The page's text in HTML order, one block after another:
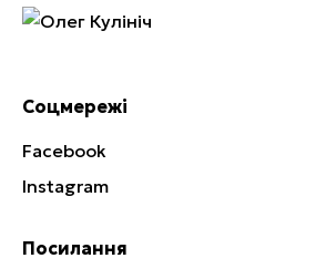
Соцмережі
Facebook
Instagram
Посилання